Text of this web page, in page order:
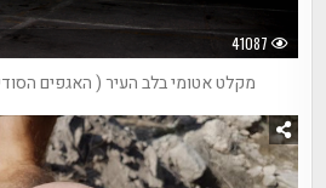
41087
מקלט אטומי בלב העיר ( האגפים